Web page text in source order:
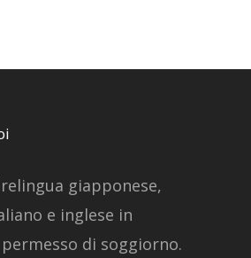
giapponese,
e inglese in
di soggiorno.